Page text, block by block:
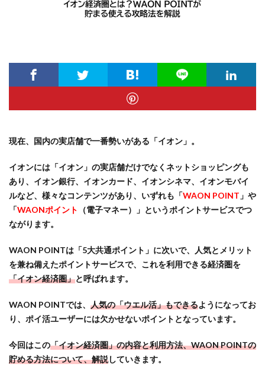
現在、国内の実店舗で一番勢いがある「イオン」。
イオンには「イオン」の実店舗だけでなくネットショッピングも
あり、イオン銀行、イオンカード、イオンシネマ、イオンモバイ
ルなど、様々なコンテンツがあり、いずれも「WAON POINT 」や
「WAONポイント
（電子マネー）」というポイントサービスでつ
ながります。
WAON POINTは「5大共通ポイント」に次いで、人気とメリット
を兼ね備えたポイントサービスで、これを利用できる経済圏を
「イオン経済圏」と呼ばれます。
WAON POINTでは、 人気の「ウエル活」もできるようになってお
り、ポイ活ユーザーには欠かせないポイントとなっています。
今回はこの「イオン経済圏」の内容と利用方法、WAON POINTの
貯める方法について、解説していきます。